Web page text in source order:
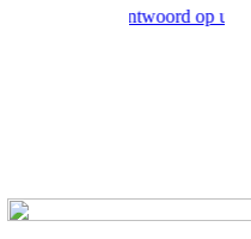
en antwoord op uw